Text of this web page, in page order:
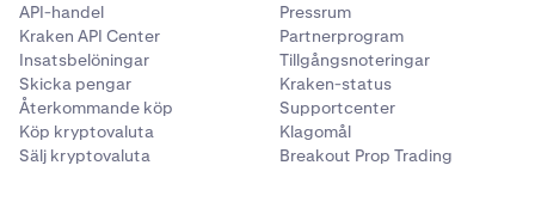
API-handel
Kraken API Center
Insatsbelöningar
Skicka pengar
Återkommande köp
Köp kryptovaluta
Sälj kryptovaluta
Pressrum
Partnerprogram
Tillgångsnoteringar
Kraken-status
Supportcenter
Klagomål
Breakout Prop Trading